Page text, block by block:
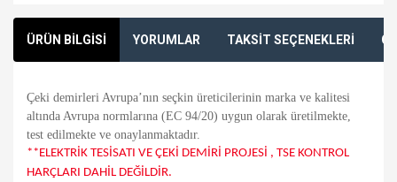
ÜRÜN BİLGİSİ YORUMLAR TAKSİT SEÇENEKLERİ
Çeki demirleri Avrupa’nın seçkin üreticilerinin marka ve kalitesi
altında Avrupa normlarına (EC 94/20) uygun olarak üretilmekte,
test edilmekte ve onaylanmaktadır.
**ELEKTRİK TESİSATI VE ÇEKİ DEMİRİ PROJESİ , TSE KONTROL
HARÇLARI DAHİL DEĞİLDİR.